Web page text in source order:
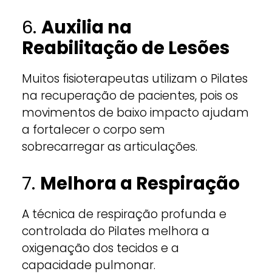
6. Auxilia na
Reabilitação de Lesões
Muitos fisioterapeutas utilizam o Pilates
na recuperação de pacientes, pois os
movimentos de baixo impacto ajudam
a fortalecer o corpo sem
sobrecarregar as articulações.
7. Melhora a Respiração
A técnica de respiração profunda e
controlada do Pilates melhora a
oxigenação dos tecidos e a
capacidade pulmonar.